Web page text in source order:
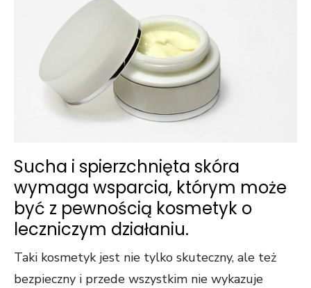
Sucha i spierzchnięta skóra
wymaga wsparcia, którym może
być z pewnością kosmetyk o
leczniczym działaniu.
Taki kosmetyk jest nie tylko skuteczny, ale też
bezpieczny i przede wszystkim nie wykazuje